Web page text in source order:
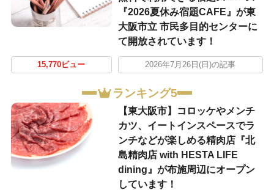
『2026夏休み宿題CAFE』が東
大阪市立 市民多目的センターに
て開放されています！
15,770ビュー 2026年7月26日(日)の記事
ランキング5
【東大阪市】コロッケやメンチ
カツ、イートインスペースでラ
ンチなどが楽しめる精肉店『北
島精肉店 with HESTA LIFE
dining』が布施周辺にオープン
しています！